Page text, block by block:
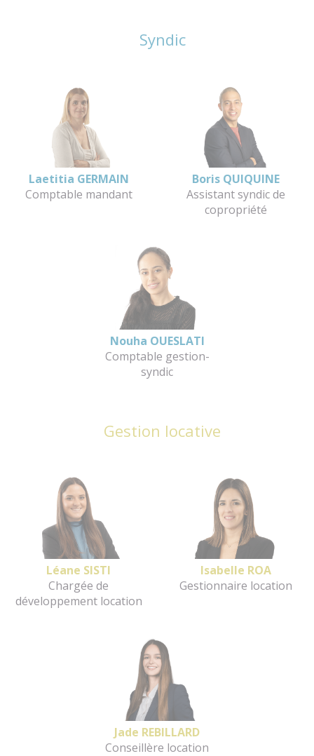
Syndic
Laetitia GERMAIN
Comptable mandant
Boris QUIQUINE
Assistant syndic de
copropriété
Nouha OUESLATI
Comptable gestion-
syndic
Gestion locative
Léane SISTI
Chargée de
développement location
Isabelle ROA
Gestionnaire location
Jade REBILLARD
Conseillère location